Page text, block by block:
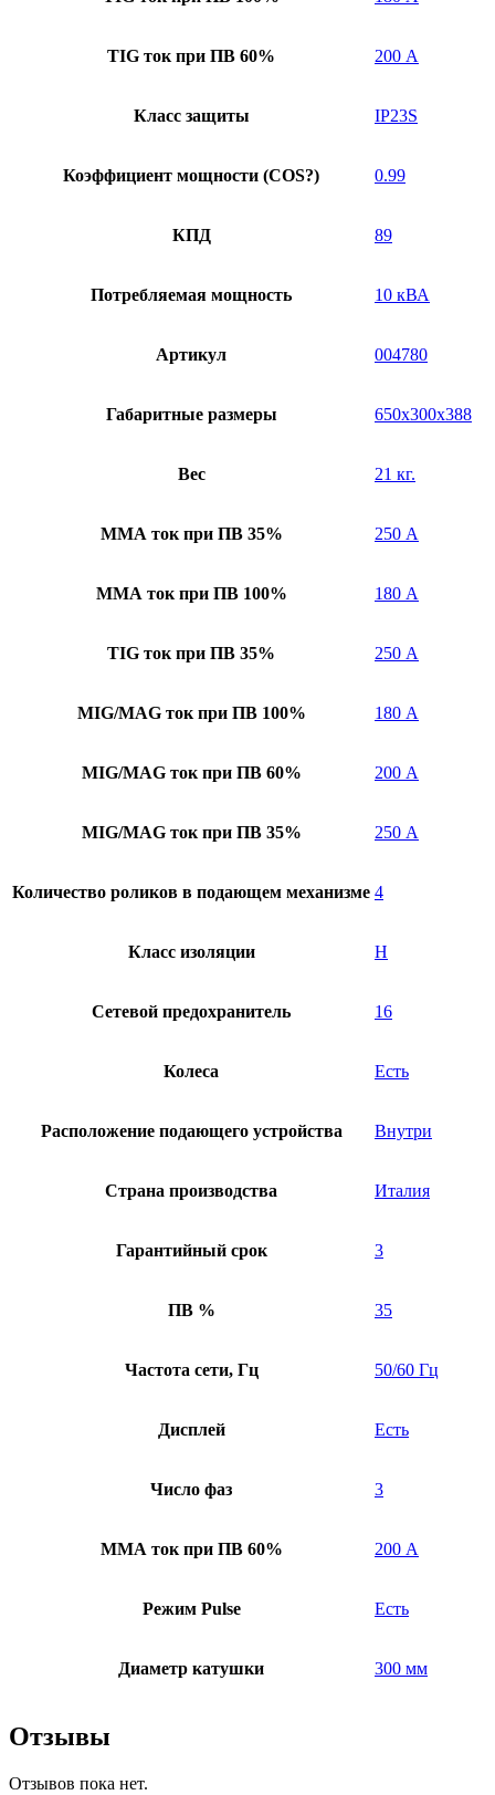
TIG ток при ПВ 60% 200 А
Класс защиты IP23S
Коэффициент мощности (COS?) 0.99
КПД 89
Потребляемая мощность 10 кВА
Артикул 004780
Габаритные размеры 650x300x388
Вес 21 кг.
ММА ток при ПВ 35% 250 А
ММА ток при ПВ 100% 180 А
TIG ток при ПВ 35% 250 А
MIG/MAG ток при ПВ 100% 180 А
MIG/MAG ток при ПВ 60% 200 А
MIG/MAG ток при ПВ 35% 250 А
Количество роликов в подающем механизме 4
Класс изоляции H
Сетевой предохранитель 16
Колеса Есть
Расположение подающего устройства Внутри
Страна производства Италия
Гарантийный срок 3
ПВ % 35
Частота сети, Гц 50/60 Гц
Дисплей Есть
Число фаз 3
ММА ток при ПВ 60% 200 А
Режим Pulse Есть
Диаметр катушки 300 мм
Отзывы
Отзывов пока нет.